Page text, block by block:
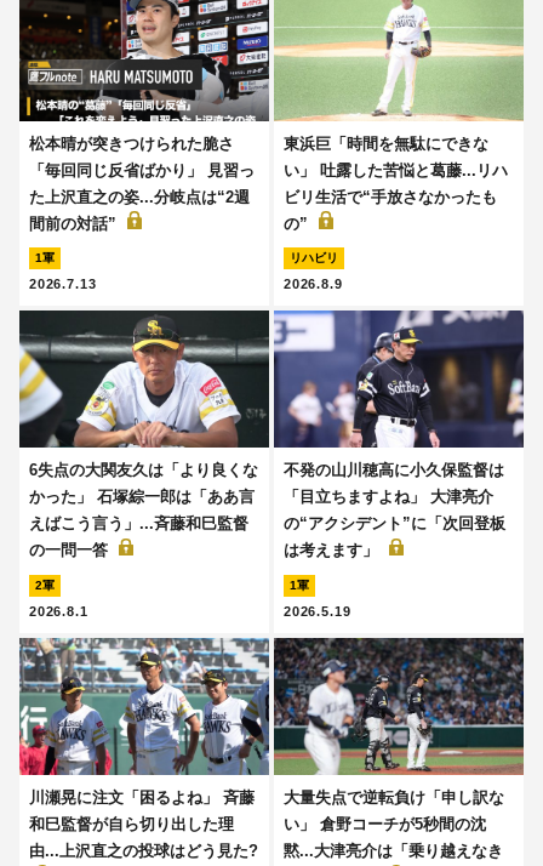
松本晴が突きつけられた脆さ
「毎回同じ反省ばかり」 見習っ
た上沢直之の姿...分岐点は“2週
間前の対話”
1軍
2026.7.13
東浜巨「時間を無駄にできな
い」 吐露した苦悩と葛藤...リハ
ビリ生活で“手放さなかったも
の”
リハビリ
2026.8.9
6失点の大関友久は「より良くな
かった」 石塚綜一郎は「ああ言
えばこう言う」...斉藤和巳監督
の一問一答
2軍
2026.8.1
不発の山川穂高に小久保監督は
「目立ちますよね」 大津亮介
の“アクシデント”に「次回登板
は考えます」
1軍
2026.5.19
川瀬晃に注文「困るよね」 斉藤
和巳監督が自ら切り出した理
由...上沢直之の投球はどう見た?
大量失点で逆転負け「申し訳な
い」 倉野コーチが5秒間の沈
黙...大津亮介は「乗り越えなき